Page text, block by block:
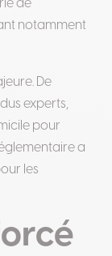
de
notamment
De
experts,
pour
a
les